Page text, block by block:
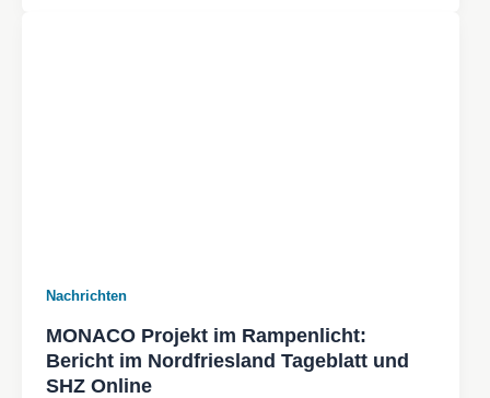
Nachrichten
MONACO Projekt im Rampenlicht:
Bericht im Nordfriesland Tageblatt und
SHZ Online